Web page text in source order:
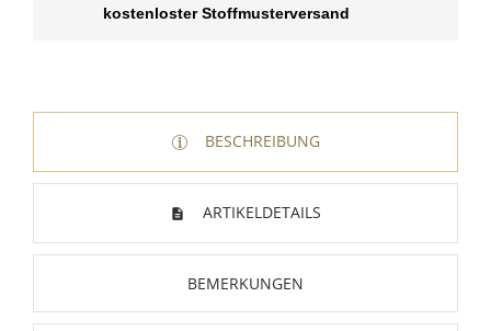
kostenloster Stoffmusterversand
BESCHREIBUNG
ARTIKELDETAILS
BEMERKUNGEN